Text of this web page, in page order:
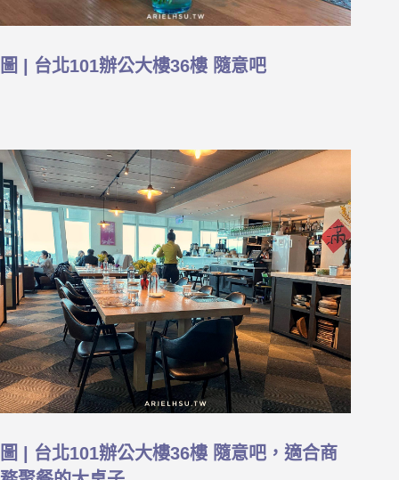
圖 | 台北101辦公大樓36樓 隨意吧
圖 | 台北101辦公大樓36樓 隨意吧，適合商